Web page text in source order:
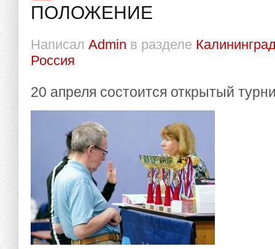
ПОЛОЖЕНИЕ
Написал Admin в разделе
Россия
20 апреля состоится открытый